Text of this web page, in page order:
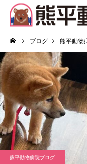
ブログ 熊平動物
熊平動物病院ブログ